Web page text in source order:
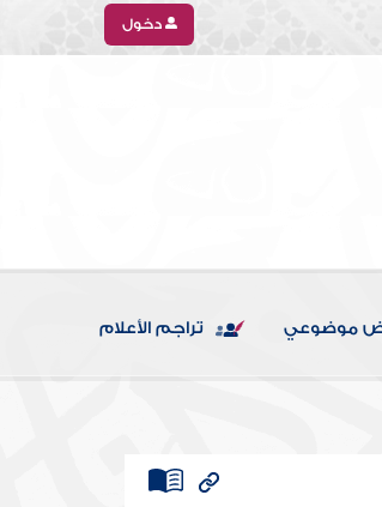
دخول
موضوعي تراجم الأعلام